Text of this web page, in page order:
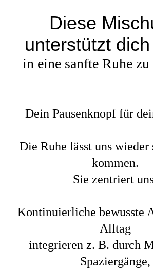
Diese
unterstützt
in eine sanfte Ruhe
Dein Pausenknopf für
Die Ruhe lässt uns wieder
kommen.
Sie zentriert
Kontinuierliche bewusste
Alltag
integrieren z. B. durch
Spaziergänge,